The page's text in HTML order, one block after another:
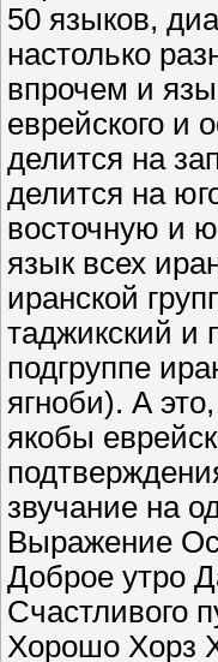
50 языков,
настолько
впрочем и
еврейского и
делится на
делится на
восточную и
язык всех
иранской
таджикский и
подгруппе
ягноби). А
якобы
звучание на
Выражение
Доброе утро
Счастливого
Хорошо Хорз